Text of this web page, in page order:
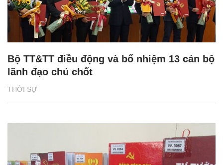
THỜI SỰ
Bộ TT&TT điều động và bổ nhiệm 13 cán bộ
lãnh đạo chủ chốt